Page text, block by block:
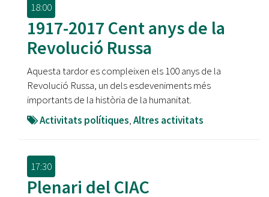
18:00
1917-2017 Cent anys de la
Revolució Russa
Aquesta tardor es compleixen els 100 anys de la
Revolució Russa, un dels esdeveniments més
importants de la història de la humanitat.
Activitats polítiques,Altres activitats
17:30
Plenari del CIAC